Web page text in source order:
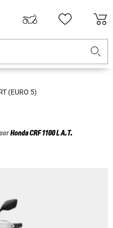
(EURO 5)
HondaCRF 1100 L A.T.